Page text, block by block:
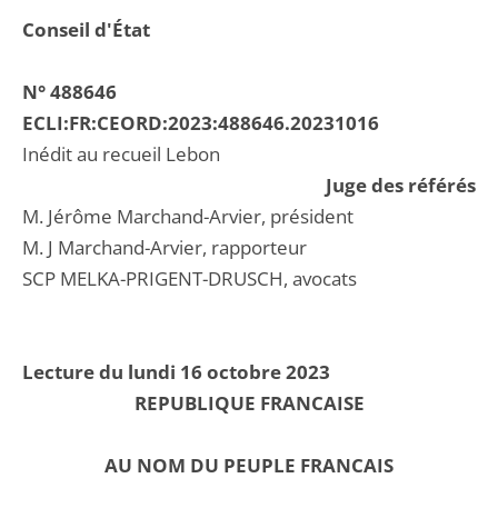
Conseil d'État
N° 488646
ECLI:FR:CEORD:2023:488646.20231016
Inédit au recueil Lebon
Juge des référés
M. Jérôme Marchand-Arvier, président
M. J Marchand-Arvier, rapporteur
SCP MELKA-PRIGENT-DRUSCH, avocats
Lecture du lundi 16 octobre 2023
REPUBLIQUE FRANCAISE
AU NOM DU PEUPLE FRANCAIS